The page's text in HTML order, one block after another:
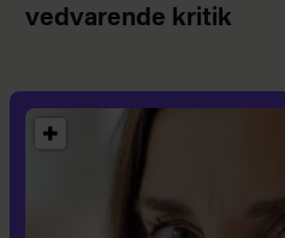
vedvarende kritik